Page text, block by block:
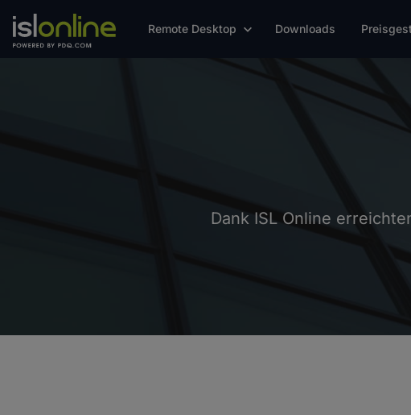
Remote Desktop Downloads
Dank ISL Online